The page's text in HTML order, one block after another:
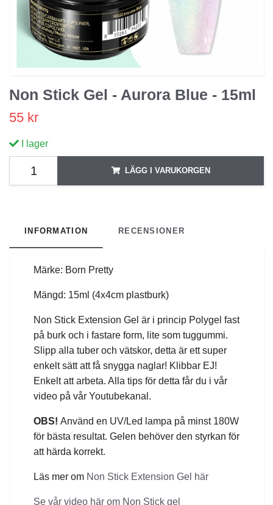
Non Stick Gel - Aurora Blue - 15ml
55 kr
I lager
LÄGG I VARUKORGEN
INFORMATION RECENSIONER
Märke: Born Pretty
Mängd: 15ml (4x4cm plastburk)
Non Stick Extension Gel är i princip Polygel fast
på burk och i fastare form, lite som tuggummi.
Slipp alla tuber och vätskor, detta är ett super
enkelt sätt att få snygga naglar! Klibbar EJ!
Enkelt att arbeta. Alla tips för detta får du i vår
video på vår Youtubekanal.
OBS! Använd en UV/Led lampa på minst 180W
för bästa resultat. Gelen behöver den styrkan för
att härda korrekt.
Läs mer om Non Stick Extension Gel här
Se vår video här om Non Stick gel